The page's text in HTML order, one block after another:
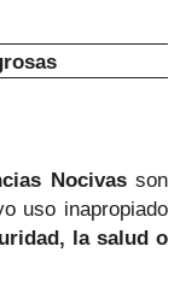
Nocivasson
uso inapropiado
la salud o